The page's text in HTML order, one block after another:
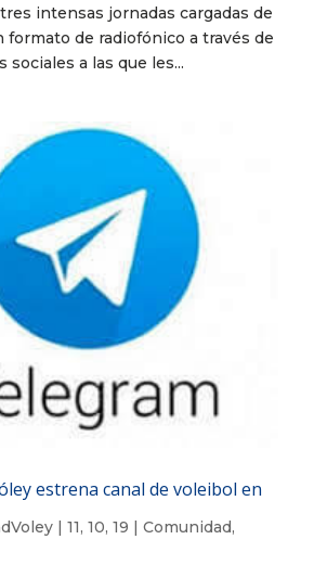
intensas jornadas cargadas de
de radiofónico a través de
sociales a las que les...
estrena canal de voleibol en
| 11, 10, 19 | Comunidad,